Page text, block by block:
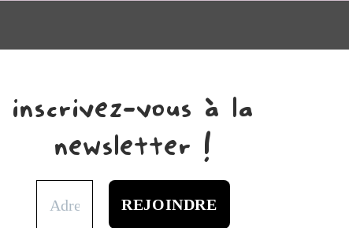
inscrivez-vous à la
newsletter !